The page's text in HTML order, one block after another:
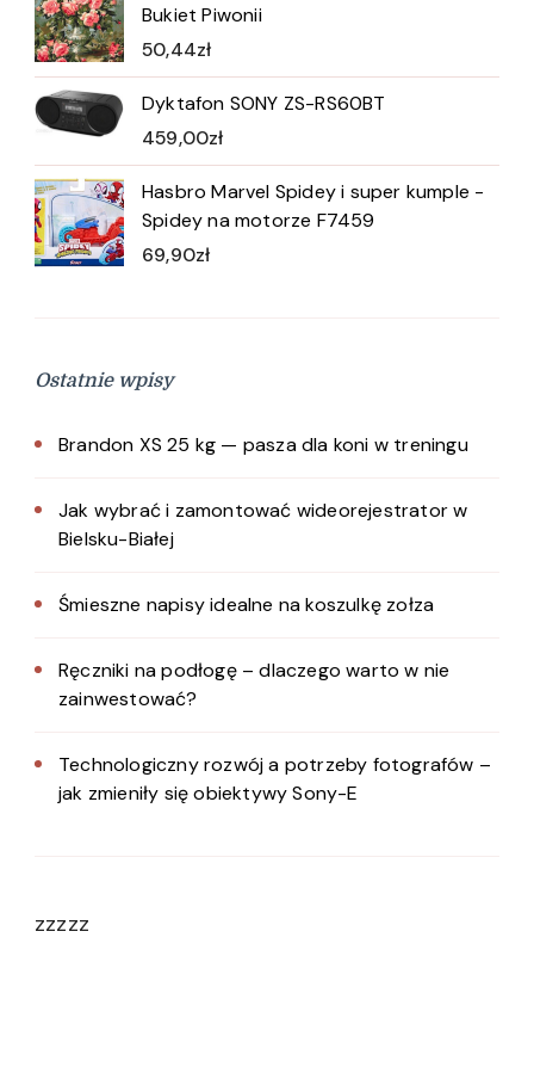
Bukiet Piwonii
50,44zł
Dyktafon SONY ZS-RS60BT
459,00zł
Hasbro Marvel Spidey i super kumple -
Spidey na motorze F7459
69,90zł
Ostatnie wpisy
Brandon XS 25 kg — pasza dla koni w treningu
Jak wybrać i zamontować wideorejestrator w
Bielsku-Białej
Śmieszne napisy idealne na koszulkę zołza
Ręczniki na podłogę – dlaczego warto w nie
zainwestować?
Technologiczny rozwój a potrzeby fotografów –
jak zmieniły się obiektywy Sony-E
zzzzz